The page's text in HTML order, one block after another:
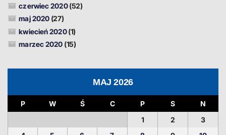
czerwiec 2020(52)
maj 2020 (27)
kwiecień 2020(1)
marzec 2020 (15)
MAJ 2026
P W Ś C P S
N
1
2
3